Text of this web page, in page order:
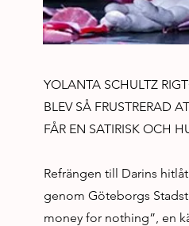
YOLANTA SCHULTZ
BLEV SÅ FRUSTRERAD
FÅR EN SATIRISK OCH
Refrängen till Darins
genom Göteborgs
money for nothing”, en